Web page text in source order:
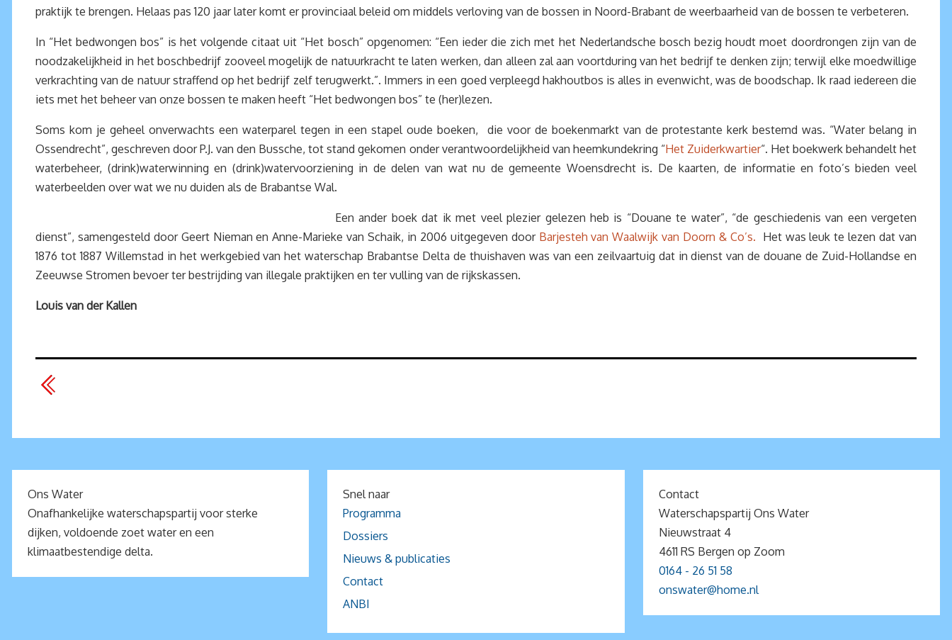
praktijk te brengen. Helaas pas 120 jaar later komt er provinciaal beleid om middels verloving van de bossen in Noord-Brabant de weerbaarheid van de bossen te verbeteren.
In “Het bedwongen bos” is het volgende citaat uit “Het bosch” opgenomen: “Een ieder die zich met het Nederlandsche bosch bezig houdt moet doordrongen zijn van de
noodzakelijkheid in het boschbedrijf zooveel mogelijk de natuurkracht te laten werken, dan alleen zal aan voortduring van het bedrijf te denken zijn; terwijl elke moedwillige
verkrachting van de natuur straffend op het bedrijf zelf terugwerkt.”. Immers in een goed verpleegd hakhoutbos is alles in evenwicht, was de boodschap. Ik raad iedereen die
iets met het beheer van onze bossen te maken heeft “Het bedwongen bos” te (her)lezen.
Soms kom je geheel onverwachts een waterparel tegen in een stapel oude boeken, die voor de boekenmarkt van de protestante kerk bestemd was. “Water belang in
Ossendrecht”, geschreven door P.J. van den Bussche, tot stand gekomen onder verantwoordelijkheid van heemkundekring “Het Zuiderkwartier“. Het boekwerk behandelt het
waterbeheer, (drink)waterwinning en (drink)watervoorziening in de delen van wat nu de gemeente Woensdrecht is. De kaarten, de informatie en foto’s bieden veel
waterbeelden over wat we nu duiden als de Brabantse Wal.
Een ander boek dat ik met veel plezier gelezen heb is “Douane te water”, “de geschiedenis van een vergeten
dienst”, samengesteld door Geert Nieman en Anne-Marieke van Schaik, in 2006 uitgegeven door Barjesteh van Waalwijk van Doorn & Co’s. Het was leuk te lezen dat van
1876 tot 1887 Willemstad in het werkgebied van het waterschap Brabantse Delta de thuishaven was van een zeilvaartuig dat in dienst van de douane de Zuid-Hollandse en
Zeeuwse Stromen bevoer ter bestrijding van illegale praktijken en ter vulling van de rijkskassen.
Louis van der Kallen
Ons Water
Onafhankelijke waterschapspartij voor sterke
dijken, voldoende zoet water en een
klimaatbestendige delta.
Snel naar
Programma
Dossiers
Nieuws & publicaties
Contact
ANBI
Contact
Waterschapspartij Ons Water
Nieuwstraat 4
4611 RS Bergen op Zoom
0164 - 26 51 58
onswater@home.nl